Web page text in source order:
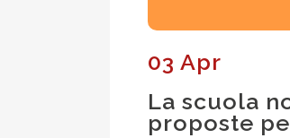
03 Apr
La scuola
proposte